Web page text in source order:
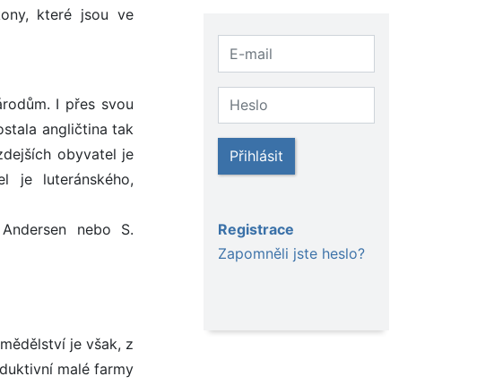
které jsou ve
I přes svou
angličtina tak
obyvatel je
je luteránského,
nebo S.
je však, z
malé farmy
Přihlásit
Registrace
Zapomněli jste heslo?